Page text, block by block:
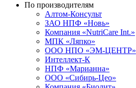
По производителям
Алтом-Консульт
ЗАО НПФ «Новь»
Компания «NutriCare Int.»
МПК «Ляпко»
ООО НПО «ЭМ-ЦЕНТР»
Интеллект-К
НПФ «Марианна»
ООО «Сибирь-Цео»